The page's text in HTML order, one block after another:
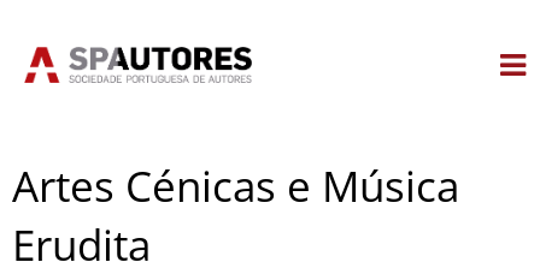
Artes Cénicas e Música
Erudita